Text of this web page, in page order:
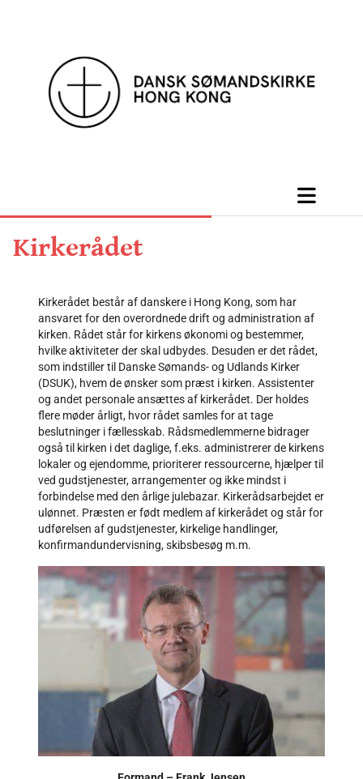
Kirkerådet
Kirkerådet består af danskere i Hong Kong, som har
ansvaret for den overordnede drift og administration af
kirken. Rådet står for kirkens økonomi og bestemmer,
hvilke aktiviteter der skal udbydes. Desuden er det rådet,
som indstiller til Danske Sømands- og Udlands Kirker
(DSUK), hvem de ønsker som præst i kirken. Assistenter
og andet personale ansættes af kirkerådet. Der holdes
flere møder årligt, hvor rådet samles for at tage
beslutninger i fællesskab. Rådsmedlemmerne bidrager
også til kirken i det daglige, f.eks. administrerer de kirkens
lokaler og ejendomme, prioriterer ressourcerne, hjælper til
ved gudstjenester, arrangementer og ikke mindst i
forbindelse med den årlige julebazar. Kirkerådsarbejdet er
ulønnet. Præsten er født medlem af kirkerådet og står for
udførelsen af gudstjenester, kirkelige handlinger,
konfirmandundervisning, skibsbesøg m.m.